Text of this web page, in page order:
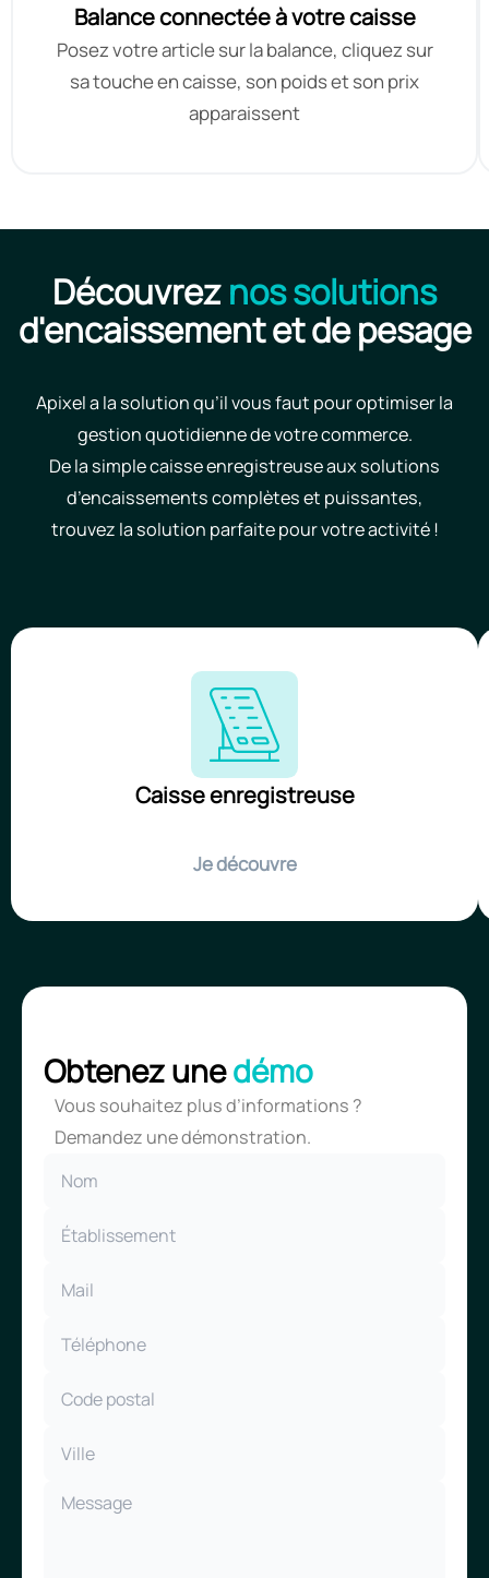
Balance connectée à votre caisse
Posez votre article sur la balance, cliquez sur
sa touche en caisse, son poids et son prix
apparaissent
Découvreznos solutions
d'encaissement et de pesage
Apixel a la solution qu’il vous faut pour optimiser la
gestion quotidienne de votre commerce.
De la simple caisse enregistreuse aux solutions
d’encaissements complètes et puissantes,
trouvez la solution parfaite pour votre activité !
Caisse enregistreuse
Je découvre
Obtenez unedémo
Vous souhaitez plus d’informations ?
Demandez une démonstration.